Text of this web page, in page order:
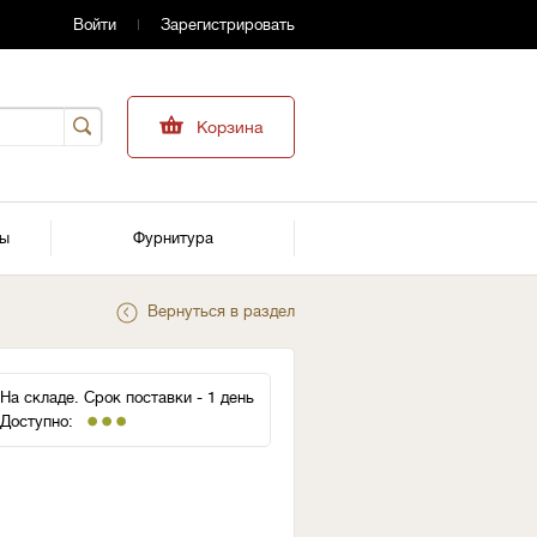
Войти Зарегистрировать
Корзина
Фурнитура
Вернуться в раздел
На складе. Срок поставки - 1 день
Доступно: